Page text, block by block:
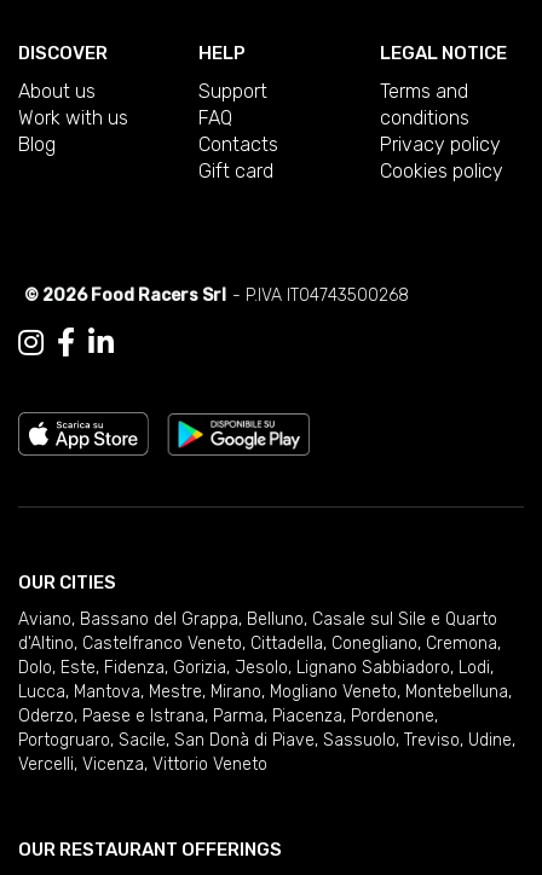
DISCOVER
About us
Work with us
Blog
HELP
Support
FAQ
Contacts
Gift card
LEGAL NOTICE
Terms and
conditions
Privacy policy
Cookies policy
© 2026 Food Racers Srl - P.IVA IT04743500268
OUR CITIES
Aviano, Bassano del Grappa, Belluno, Casale sul Sile e Quarto
d'Altino, Castelfranco Veneto, Cittadella, Conegliano, Cremona,
Dolo, Este, Fidenza, Gorizia, Jesolo, Lignano Sabbiadoro, Lodi,
Lucca, Mantova, Mestre, Mirano, Mogliano Veneto, Montebelluna,
Oderzo, Paese e Istrana, Parma, Piacenza, Pordenone,
Portogruaro, Sacile, San Donà di Piave, Sassuolo, Treviso, Udine,
Vercelli, Vicenza, Vittorio Veneto
OUR RESTAURANT OFFERINGS